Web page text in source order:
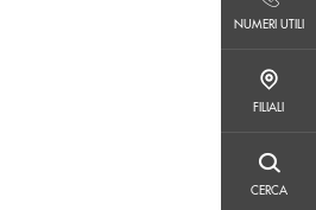
NUMERI UTILI
FILIALI
CERCA